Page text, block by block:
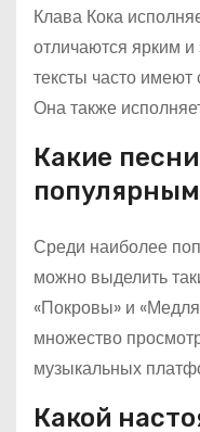
Клава Кока
отличаются ярким
тексты часто
Она также
Какие
Среди наиболее
можно выделить
«Покровы» и
множество
музыкальных
Какой